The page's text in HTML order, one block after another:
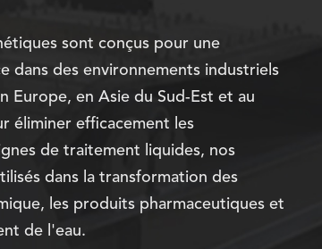
sont conçus pour une
dans des environnements industriels
Europe, en Asie du Sud-Est et au
éliminer efficacement les
de traitement liquides, nos
dans la transformation des
les produits pharmaceutiques et
de l'eau.